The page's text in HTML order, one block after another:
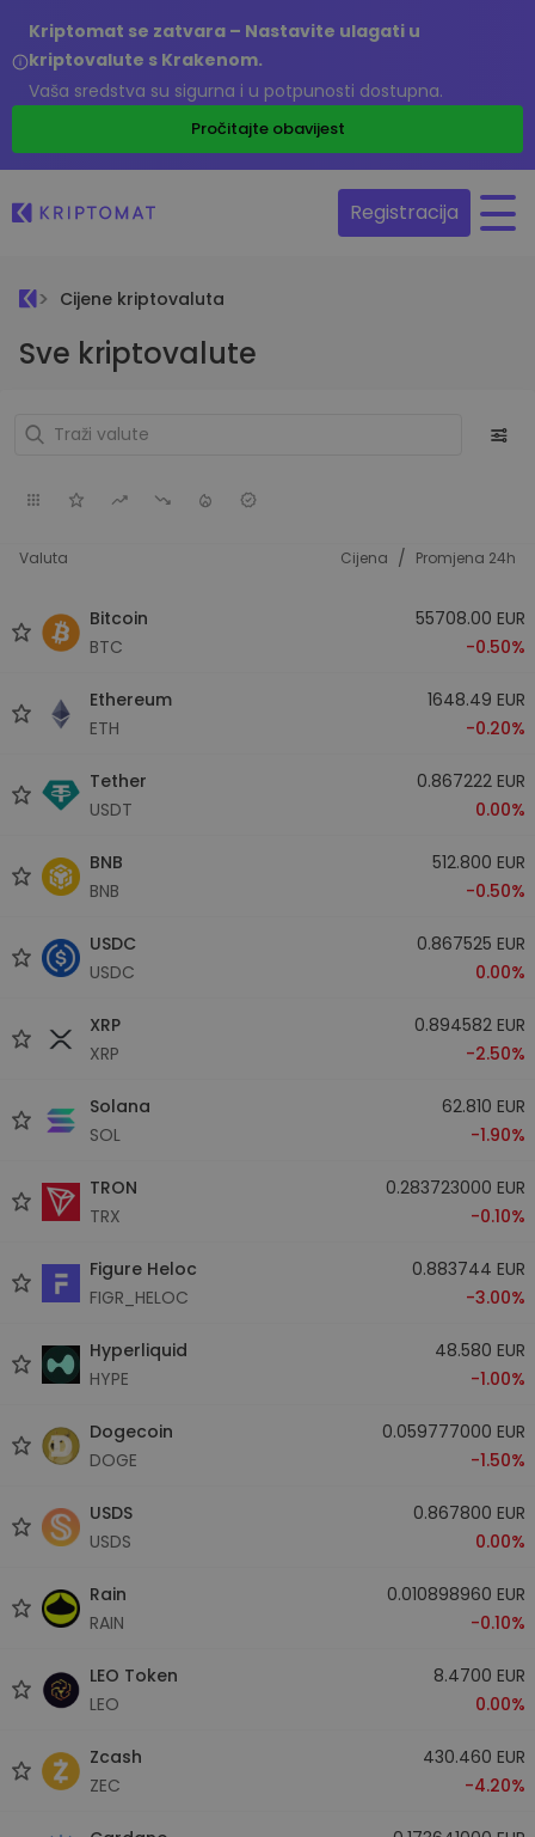
Kriptomat se zatvara – Nastavite ulagati u
kriptovalute s Krakenom.
Vaša sredstva su sigurna i u potpunosti dostupna.
Pročitajte obavijest
Registracija
Cijene kriptovaluta
Sve kriptovalute
Valuta Cijena / Promjena 24h
Bitcoin
BTC
55708.00 EUR
-0.50%
Ethereum
ETH
1648.49 EUR
-0.20%
Tether
USDT
0.867222 EUR
0.00%
BNB
BNB
512.800 EUR
-0.50%
USDC
USDC
0.867525 EUR
0.00%
XRP
XRP
0.894582 EUR
-2.50%
Solana
SOL
62.810 EUR
-1.90%
TRON
TRX
0.283723000 EUR
-0.10%
Figure Heloc
FIGR_HELOC
0.883744 EUR
-3.00%
Hyperliquid
HYPE
48.580 EUR
-1.00%
Dogecoin
DOGE
0.059777000 EUR
-1.50%
USDS
USDS
0.867800 EUR
0.00%
Rain
RAIN
0.010898960 EUR
-0.10%
LEO Token
LEO
8.4700 EUR
0.00%
Zcash
ZEC
430.460 EUR
-4.20%